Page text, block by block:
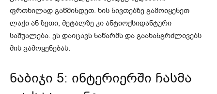
ფრთხილად გაწმინდეთ. ხის ნივთებზე გამოიყენეთ
ლაქი ან ზეთი, მეტალზე კი ანტიოქსიდანტური
საშუალება. ეს დაიცავს ნაწარმს და გაახანგრძლივებს
მის გამოყენებას.
ნაბიჯი 5: ინტერიერში ჩასმა